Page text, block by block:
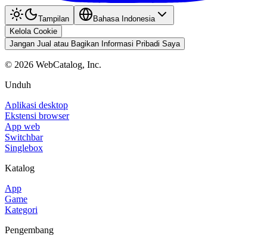
Tampilan
Bahasa Indonesia
Kelola Cookie
Jangan Jual atau Bagikan Informasi Pribadi Saya
© 2026 WebCatalog, Inc.
Unduh
Aplikasi desktop
Ekstensi browser
App web
Switchbar
Singlebox
Katalog
App
Game
Kategori
Pengembang